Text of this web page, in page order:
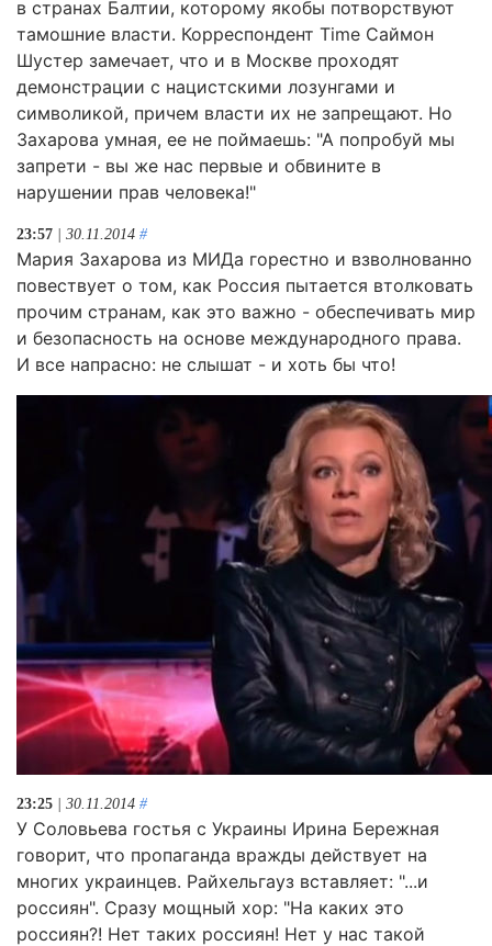
в странах Балтии, которому якобы потворствуют
тамошние власти. Корреспондент Time Саймон
Шустер замечает, что и в Москве проходят
демонстрации с нацистскими лозунгами и
символикой, причем власти их не запрещают. Но
Захарова умная, ее не поймаешь: "А попробуй мы
запрети - вы же нас первые и обвините в
нарушении прав человека!"
23:57 | 30.11.2014 #
Мария Захарова из МИДа горестно и взволнованно
повествует о том, как Россия пытается втолковать
прочим странам, как это важно - обеспечивать мир
и безопасность на основе международного права.
И все напрасно: не слышат - и хоть бы что!
23:25 | 30.11.2014 #
У Соловьева гостья с Украины Ирина Бережная
говорит, что пропаганда вражды действует на
многих украинцев. Райхельгауз вставляет: "...и
россиян". Сразу мощный хор: "На каких это
россиян?! Нет таких россиян! Нет у нас такой